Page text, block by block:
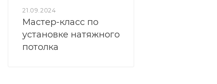
21.09.2024
Мастер-класс по
установке натяжного
потолка